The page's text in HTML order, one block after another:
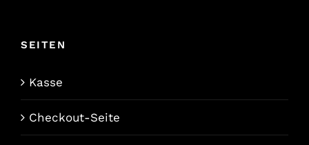
SEITEN
Kasse
Checkout-Seite